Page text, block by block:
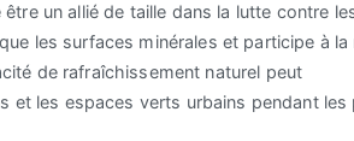
un allié de taille dans la lutte contre
les surfaces minérales et participe à
de rafraîchissement naturel peut
et les espaces verts urbains pendant les